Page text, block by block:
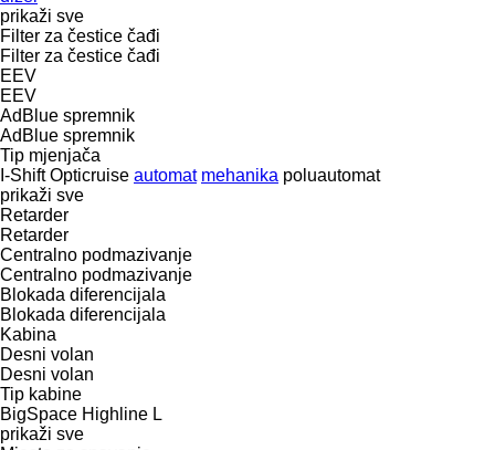
prikaži sve
Filter za čestice čađi
Filter za čestice čađi
EEV
EEV
AdBlue spremnik
AdBlue spremnik
Tip mјenjača
I-Shift Opticruise automat mehanika poluautomat
prikaži sve
Retarder
Retarder
Centralno podmazivanje
Centralno podmazivanje
Blokada diferencijala
Blokada diferencijala
Kabina
Desni volan
Desni volan
Tip kabine
BigSpace Highline L
prikaži sve